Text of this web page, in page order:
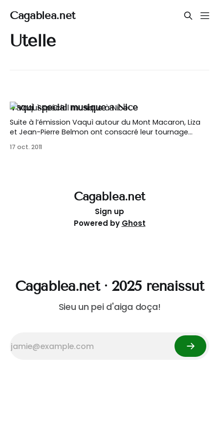
Cagablea.net
Utelle
Vaquì spécial musique à Nice
Suite à l’émission Vaquì autour du Mont Macaron, Liza
et Jean-Pierre Belmon ont consacré leur tournage
type= »dark »] Première partie
17 oct. 2011
Cagablea.net
Sign up
Powered by Ghost
Cagablea.net · 2025 renaissut
Sieu un pei d'aiga doça!